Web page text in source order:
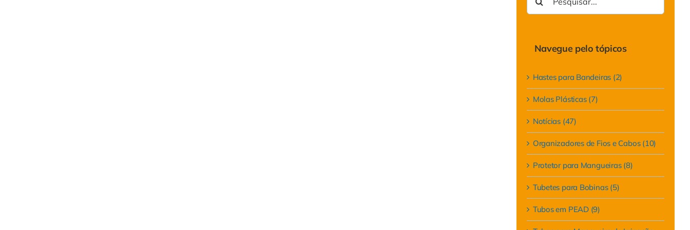
resultados
para:
Navegue pelo tópicos
Hastes para Bandeiras (2)
Molas Plásticas (7)
Notícias (47)
Organizadores de Fios e Cabos (10)
Protetor para Mangueiras (8)
Tubetes para Bobinas (5)
Tubos em PEAD (9)